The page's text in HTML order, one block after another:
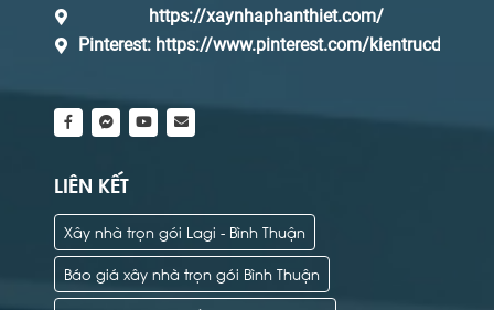
https://xaynhaphanthiet.com/
Pinterest: https://www.pinterest.com/kientrucdaq/
LIÊN KẾT
Xây nhà trọn gói Lagi - Bình Thuận
Báo giá xây nhà trọn gói Bình Thuận